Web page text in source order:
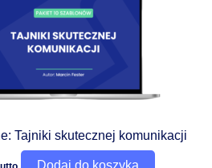
Tajniki skutecznej komunikacji
Dodaj do koszyka